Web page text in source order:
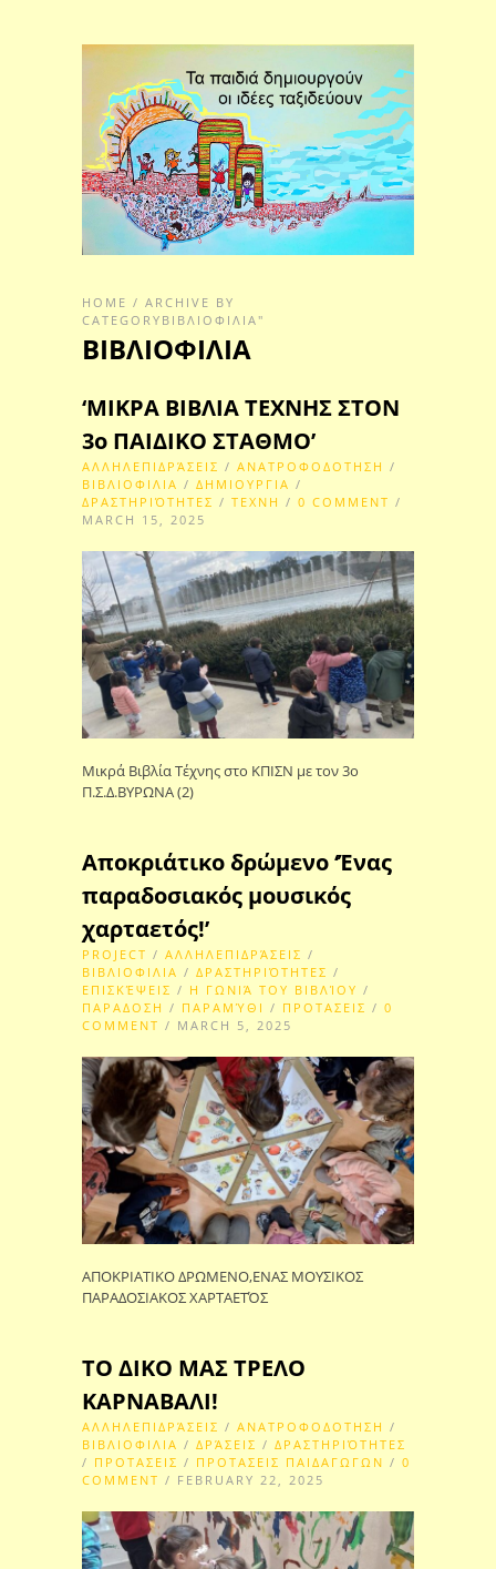
HOME / ARCHIVE BY
CATEGORYΒΙΒΛΙΟΦΙΛΙΑ"
ΒΙΒΛΙΟΦΙΛΙΑ
‘ΜΙΚΡΑ ΒΙΒΛΙΑ ΤΕΧΝΗΣ ΣΤΟΝ
3ο ΠΑΙΔΙΚΟ ΣΤΑΘΜΟ’
ΑΛΛΗΛΕΠΙΔΡΆΣΕΙΣ / ΑΝΑΤΡΟΦΟΔΟΤΗΣΗ /
ΒΙΒΛΙΟΦΙΛΙΑ / ΔΗΜΙΟΥΡΓΙΑ /
ΔΡΑΣΤΗΡΙΌΤΗΤΕΣ / ΤΕΧΝΗ / 0 COMMENT /
MARCH 15, 2025
Μικρά Βιβλία Τέχνης στο ΚΠΙΣΝ με τον 3ο
Π.Σ.Δ.ΒΥΡΩΝΑ (2)
Αποκριάτικο δρώμενο ‘Ένας
παραδοσιακός μουσικός
χαρταετός!’
PROJECT / ΑΛΛΗΛΕΠΙΔΡΆΣΕΙΣ /
ΒΙΒΛΙΟΦΙΛΙΑ / ΔΡΑΣΤΗΡΙΌΤΗΤΕΣ /
ΕΠΙΣΚΈΨΕΙΣ / Η ΓΩΝΙΆ ΤΟΥ ΒΙΒΛΊΟΥ /
ΠΑΡΑΔΟΣΗ / ΠΑΡΑΜΎΘΙ / ΠΡΟΤΑΣΕΙΣ / 0
COMMENT / MARCH 5, 2025
ΑΠΟΚΡΙΑΤΙΚΟ ΔΡΩΜΕΝΟ,ΕΝΑΣ ΜΟΥΣΙΚΟΣ
ΠΑΡΑΔΟΣΙΑΚΟΣ ΧΑΡΤΑΕΤΌΣ
ΤΟ ΔΙΚΟ ΜΑΣ ΤΡΕΛΟ
ΚΑΡΝΑΒΑΛΙ!
ΑΛΛΗΛΕΠΙΔΡΆΣΕΙΣ / ΑΝΑΤΡΟΦΟΔΟΤΗΣΗ /
ΒΙΒΛΙΟΦΙΛΙΑ / ΔΡΆΣΕΙΣ / ΔΡΑΣΤΗΡΙΌΤΗΤΕΣ
/ ΠΡΟΤΑΣΕΙΣ / ΠΡΟΤΑΣΕΙΣ ΠΑΙΔΑΓΩΓΩΝ / 0
COMMENT / FEBRUARY 22, 2025